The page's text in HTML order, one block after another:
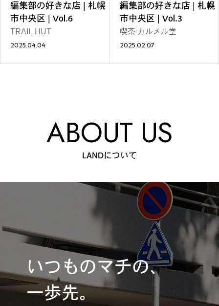
#SapporoDiscoveryRoom
#花・植物と暮らそう
飛行機で行かない海外旅
札幌カレー探訪
#狸の一歩
#この車と暮らす理由
編集部の好きな店 | 札幌
市中央区 | Vol.6
TRAIL HUT
2025.04.04
編集部の好きな店 | 札幌
市中央区 | Vol.3
喫茶 カルメル堂
2025.02.07
ABOUT US
LANDについて
いつものマチの、
一歩先。